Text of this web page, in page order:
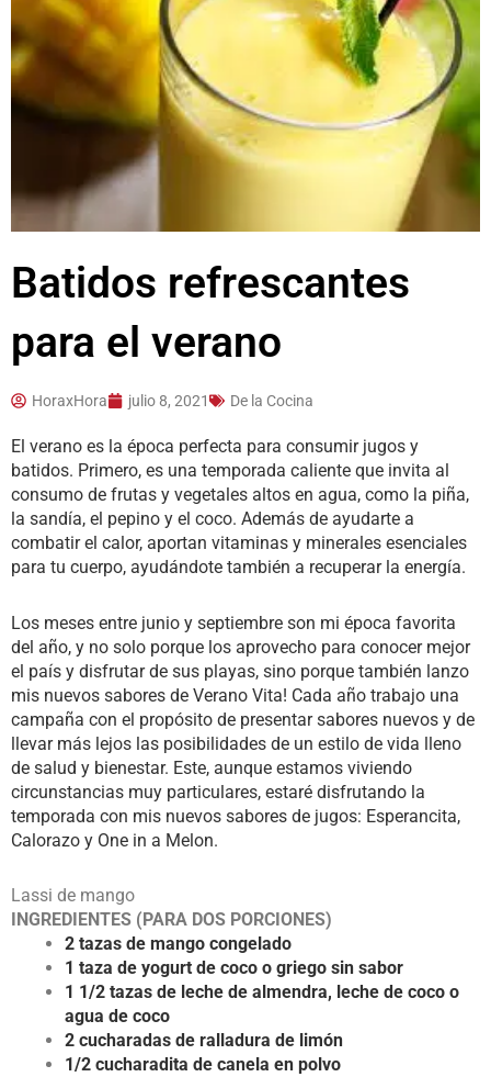
Batidos refrescantes
para el verano
HoraxHora julio 8, 2021 De la Cocina
El verano es la época perfecta para consumir jugos y
batidos. Primero, es una temporada caliente que invita al
consumo de frutas y vegetales altos en agua, como la piña,
la sandía, el pepino y el coco. Además de ayudarte a
combatir el calor, aportan vitaminas y minerales esenciales
para tu cuerpo, ayudándote también a recuperar la energía.
Los meses entre junio y septiembre son mi época favorita
del año, y no solo porque los aprovecho para conocer mejor
el país y disfrutar de sus playas, sino porque también lanzo
mis nuevos sabores de Verano Vita! Cada año trabajo una
campaña con el propósito de presentar sabores nuevos y de
llevar más lejos las posibilidades de un estilo de vida lleno
de salud y bienestar. Este, aunque estamos viviendo
circunstancias muy particulares, estaré disfrutando la
temporada con mis nuevos sabores de jugos: Esperancita,
Calorazo y One in a Melon.
Lassi de mango
INGREDIENTES (PARA DOS PORCIONES)
2 tazas de mango congelado
1 taza de yogurt de coco o griego sin sabor
1 1/2 tazas de leche de almendra, leche de coco o
agua de coco
2 cucharadas de ralladura de limón
1/2 cucharadita de canela en polvo